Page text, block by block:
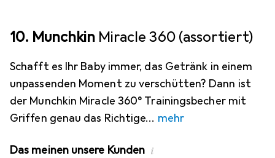
10. Munchkin Miracle 360 (assortiert)
Schafft es Ihr Baby immer, das Getränk in einem
unpassenden Moment zu verschütten? Dann ist
der Munchkin Miracle 360° Trainingsbecher mit
Griffen genau das Richtige
mehr
Das meinen unsere Kunden i